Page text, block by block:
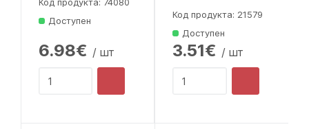
Доступен
6.98€ / шт
Код продукта: 21579
Доступен
3.51€ / шт